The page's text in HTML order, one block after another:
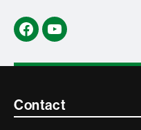
FacebookYouTube
Contacte
Contact